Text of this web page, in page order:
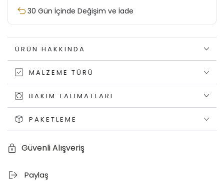
30 Gün İçinde Değişim ve İade
ÜRÜN HAKKINDA
MALZEME TÜRÜ
BAKIM TALIMATLARI
PAKETLEME
Güvenli Alışveriş
Paylaş